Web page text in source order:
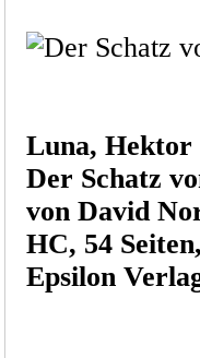
Luna, Hektor
Der Schatz
von David
HC, 54
Epsilon